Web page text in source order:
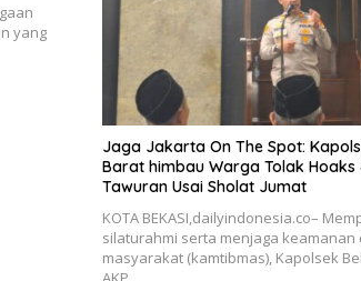
yang
Jaga Jakarta On The Spot:
Barat himbau Warga Tolak Hoaks
Tawuran Usai Sholat Jumat
KOTA BEKASI,dailyindonesia.co–
silaturahmi serta menjaga
masyarakat (kamtibmas), Kapolsek